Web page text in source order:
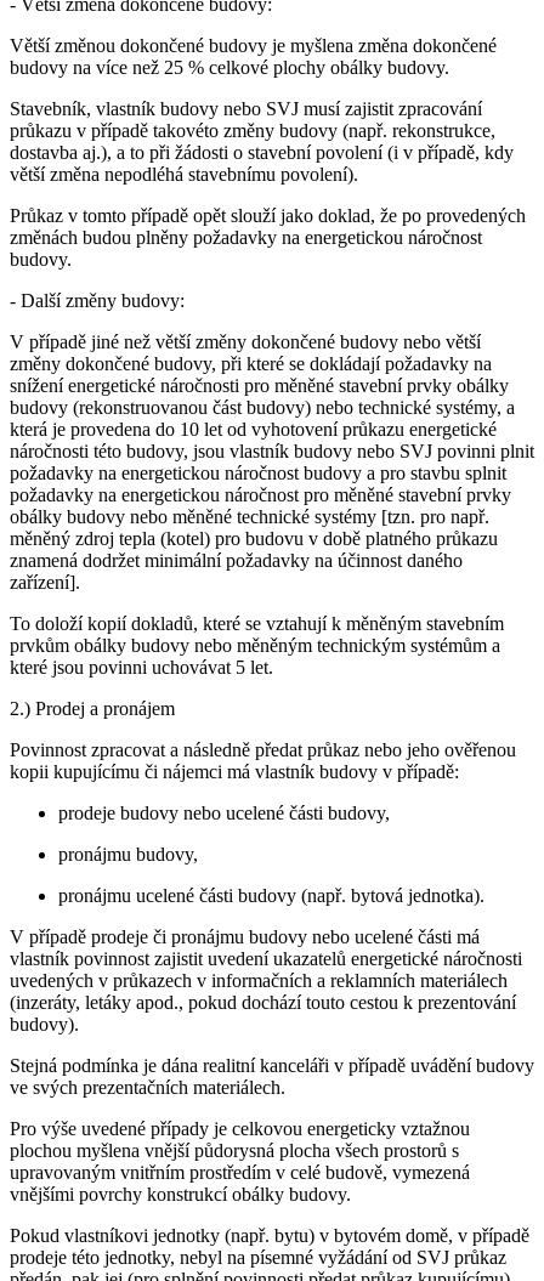
Větší změnou dokončené budovy je myšlena změna dokončené
budovy na více než 25 % celkové plochy obálky budovy.
Stavebník, vlastník budovy nebo SVJ musí zajistit zpracování
průkazu v případě takovéto změny budovy (např. rekonstrukce,
dostavba aj.), a to při žádosti o stavební povolení (i v případě, kdy
větší změna nepodléhá stavebnímu povolení).
Průkaz v tomto případě opět slouží jako doklad, že po provedených
změnách budou plněny požadavky na energetickou náročnost
budovy.
- Další změny budovy:
V případě jiné než větší změny dokončené budovy nebo větší
změny dokončené budovy, při které se dokládají požadavky na
snížení energetické náročnosti pro měněné stavební prvky obálky
budovy (rekonstruovanou část budovy) nebo technické systémy, a
která je provedena do 10 let od vyhotovení průkazu energetické
náročnosti této budovy, jsou vlastník budovy nebo SVJ povinni plnit
požadavky na energetickou náročnost budovy a pro stavbu splnit
požadavky na energetickou náročnost pro měněné stavební prvky
obálky budovy nebo měněné technické systémy [tzn. pro např.
měněný zdroj tepla (kotel) pro budovu v době platného průkazu
znamená dodržet minimální požadavky na účinnost daného
zařízení].
To doloží kopií dokladů, které se vztahují k měněným stavebním
prvkům obálky budovy nebo měněným technickým systémům a
které jsou povinni uchovávat 5 let.
2.) Prodej a pronájem
Povinnost zpracovat a následně předat průkaz nebo jeho ověřenou
kopii kupujícímu či nájemci má vlastník budovy v případě:
prodeje budovy nebo ucelené části budovy,
pronájmu budovy,
pronájmu ucelené části budovy (např. bytová jednotka).
V případě prodeje či pronájmu budovy nebo ucelené části má
vlastník povinnost zajistit uvedení ukazatelů energetické náročnosti
uvedených v průkazech v informačních a reklamních materiálech
(inzeráty, letáky apod., pokud dochází touto cestou k prezentování
budovy).
Stejná podmínka je dána realitní kanceláři v případě uvádění budovy
ve svých prezentačních materiálech.
Pro výše uvedené případy je celkovou energeticky vztažnou
plochou myšlena vnější půdorysná plocha všech prostorů s
upravovaným vnitřním prostředím v celé budově, vymezená
vnějšími povrchy konstrukcí obálky budovy.
Pokud vlastníkovi jednotky (např. bytu) v bytovém domě, v případě
prodeje této jednotky, nebyl na písemné vyžádání od SVJ průkaz